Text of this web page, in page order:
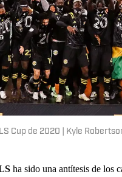
Cup de 2020 | Kyle
ha sido una antítesis de los